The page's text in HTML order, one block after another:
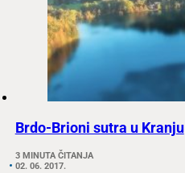
Brdo-Brioni sutra u Kranju
3 MINUTA ČITANJA
02. 06. 2017.